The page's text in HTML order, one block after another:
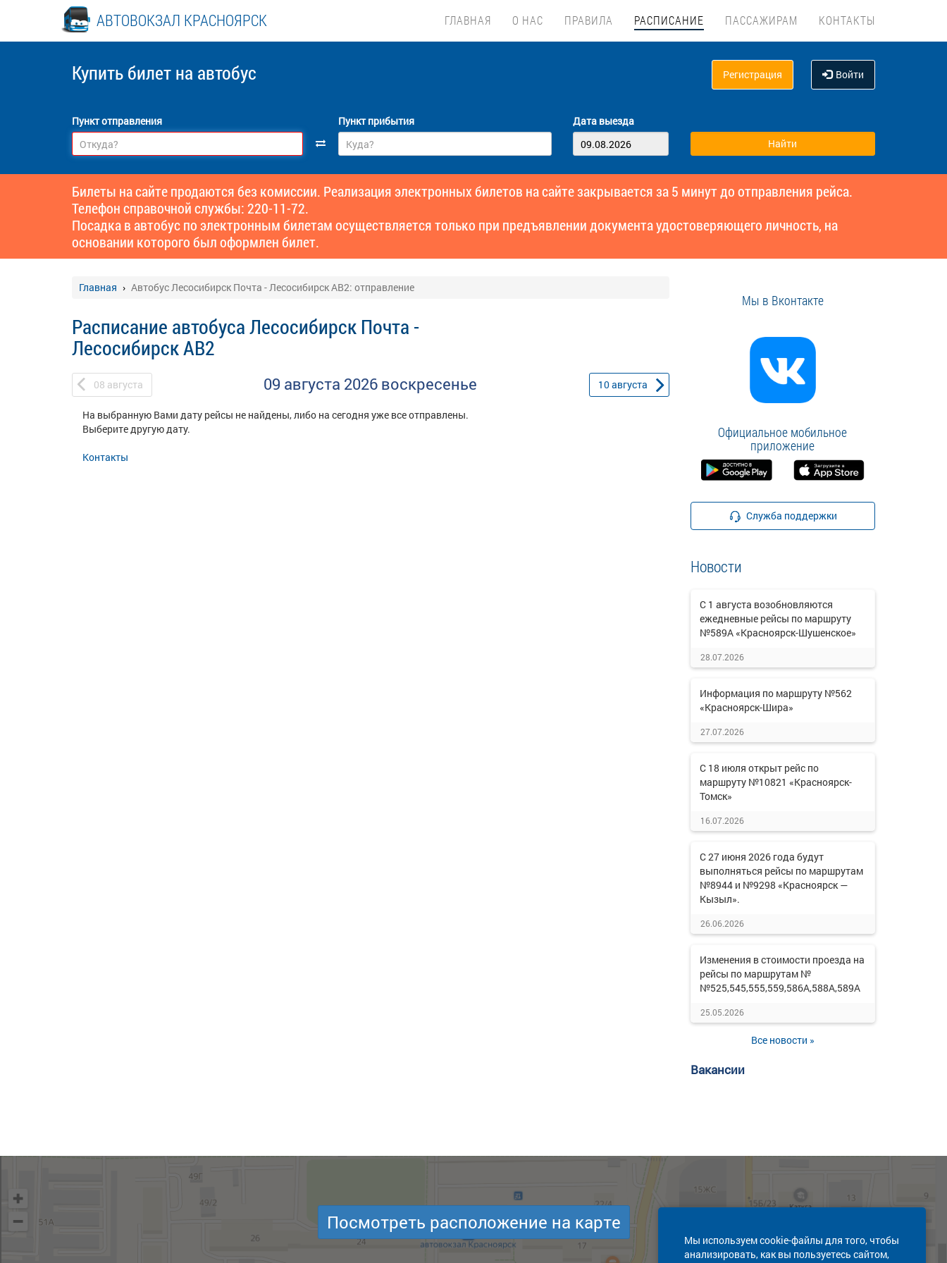
АВТОВОКЗАЛ КРАСНОЯРСК ГЛАВНАЯ О НАС ПРАВИЛА РАСПИСАНИЕ ПАССАЖИРАМ КОНТАКТЫ
Купить билет на автобус Регистрация Войти
Пункт отправления Пункт прибытия Дата выезда
Билеты на сайте продаются без комиссии. Реализация электронных билетов на сайте закрывается за 5 минут до отправления рейса.
Телефон справочной службы: 220-11-72.
Посадка в автобус по электронным билетам осуществляется только при предъявлении документа удостоверяющего личность, на
основании которого был оформлен билет.
Главная Автобус Лесосибирск Почта - Лесосибирск АВ2: отправление
Расписание автобуса Лесосибирск Почта -
Лесосибирск АВ2
08 августа 09 августа 2026 воскресенье 10августа
На выбранную Вами дату рейсы не найдены, либо на сегодня уже все отправлены.
Выберите другую дату.
Контакты
Мы в Вконтакте
Официальное мобильное
приложение
Служба поддержки
Новости
С 1 августа возобновляются
ежедневные рейсы по маршруту
№589А «Красноярск-Шушенское»
28.07.2026
Информация по маршруту №562
«Красноярск-Шира»
27.07.2026
С 18 июля открыт рейс по
маршруту №10821 «Красноярск-
Томск»
16.07.2026
С 27 июня 2026 года будут
выполняться рейсы по маршрутам
№8944 и №9298 «Красноярск —
Кызыл».
26.06.2026
Изменения в стоимости проезда на
рейсы по маршрутам №
№525,545,555,559,586А,588А,589А
25.05.2026
Все новости »
Вакансии
Мы используем cookie-файлы для того, чтобы
анализировать, как вы пользуетесь сайтом,
Посмотреть расположение на карте